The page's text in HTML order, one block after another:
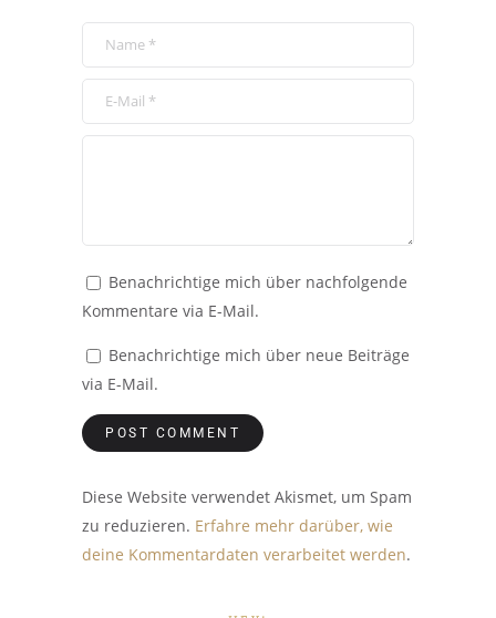
Benachrichtige mich über nachfolgende
Kommentare via E-Mail.
Benachrichtige mich über neue Beiträge
via E-Mail.
Diese Website verwendet Akismet, um Spam
zu reduzieren. Erfahre mehr darüber, wie
deine Kommentardaten verarbeitet werden.